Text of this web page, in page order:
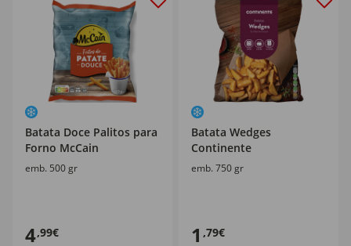
Batata Doce Palitos para
Forno McCain
emb. 500 gr
4,99€
Batata Wedges
Continente
emb. 750 gr
1 ,79€